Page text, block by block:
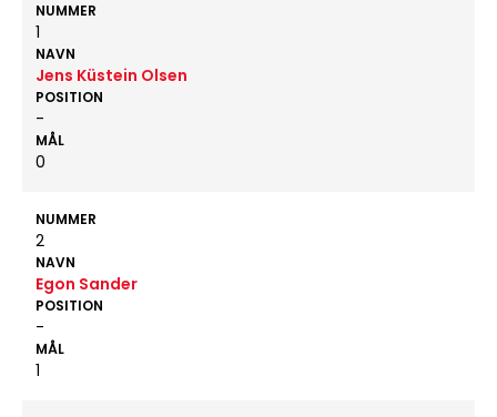
NUMMER
1
NAVN
Jens Küstein Olsen
POSITION
-
MÅL
0
NUMMER
2
NAVN
Egon Sander
POSITION
-
MÅL
1